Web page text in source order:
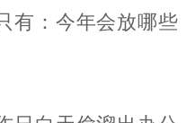
有：今年会放哪些